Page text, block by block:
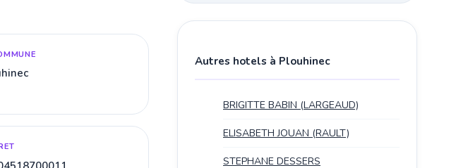
Autres hotels à Plouhinec
BRIGITTE BABIN (LARGEAUD)
ELISABETH JOUAN (RAULT)
STEPHANE DESSERS